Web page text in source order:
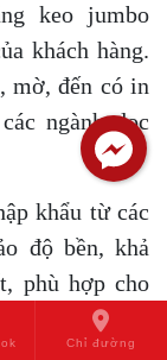
keo jumbo
khách hàng.
mờ, đến có in
ngành dọc
khẩu từ các
độ bền, khả
phù hợp cho
và độ bền
Chỉ đường